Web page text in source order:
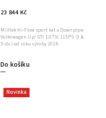
23 844 Kč
Do košíku
Milltek Hi-Flow sport kat a Downpipe
Volkswagen Up! GTI 1.0TSI 115PS (3 &
5-dv.) od roku výroby 2018
Novinka